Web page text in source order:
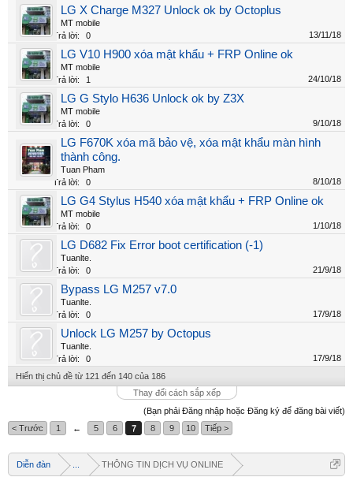
LG X Charge M327 Unlock ok by Octoplus
MT mobile
Trả lời:
0 13/11/18
LG V10 H900 xóa mật khẩu + FRP Online ok
MT mobile
Trả lời:
1 24/10/18
LG G Stylo H636 Unlock ok by Z3X
MT mobile
Trả lời:
0 9/10/18
LG F670K xóa mã bảo vệ, xóa mật khẩu màn hình
thành công.
Tuan Pham
Trả lời:
0 8/10/18
LG G4 Stylus H540 xóa mật khẩu + FRP Online ok
MT mobile
Trả lời:
0 1/10/18
LG D682 Fix Error boot certification (-1)
Tuanlte.
Trả lời:
0 21/9/18
Bypass LG M257 v7.0
Tuanlte.
Trả lời:
0 17/9/18
Unlock LG M257 by Octopus
Tuanlte.
Trả lời:
0
17/9/18
Hiển thị chủ đề từ 121 đến 140 của 186
Thay đổi cách sắp xếp
(Bạn phải Đăng nhập hoặc Đăng ký để đăng bài viết)
< Trước
1 ← 5 6 7 8 9 10 Tiếp >
Diễn đàn THÔNG TIN DỊCH VỤ ONLINE